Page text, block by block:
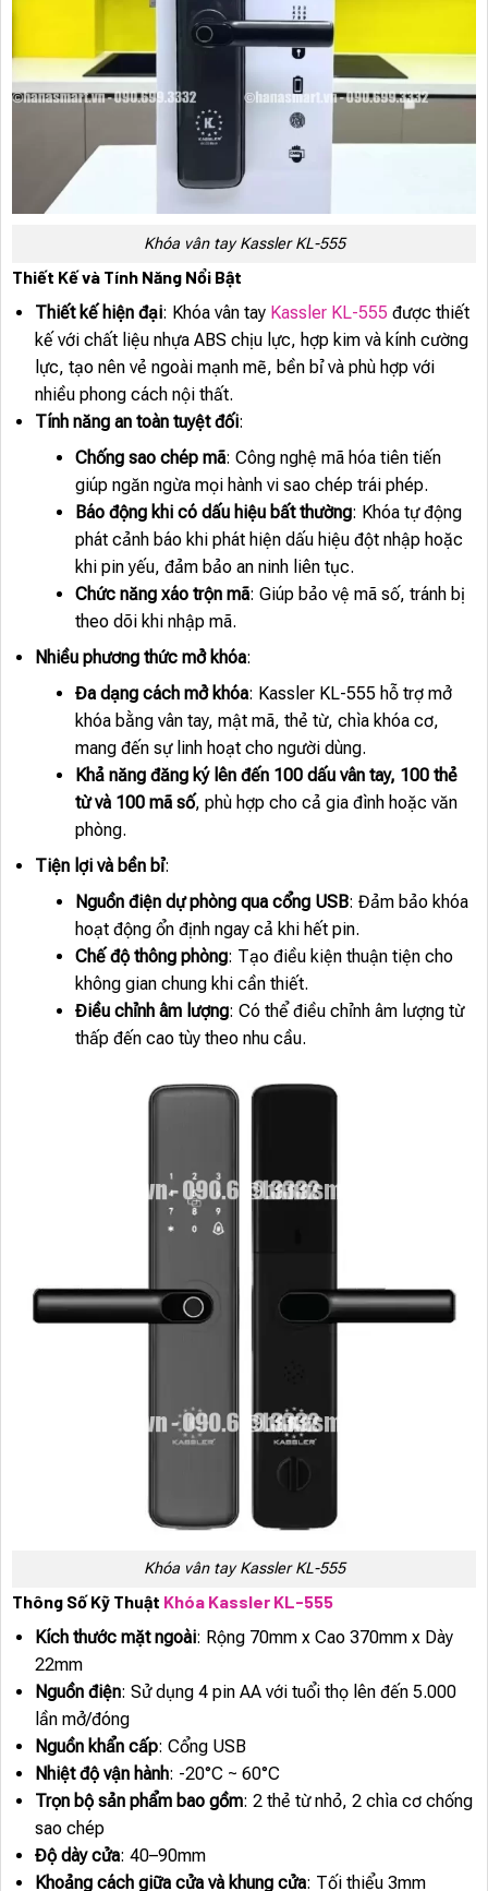
Khóa vân tay Kassler KL-555
Thiết Kế và Tính Năng Nổi Bật
Thiết kế hiện đại: Khóa vân tay Kassler KL-555 được thiết
kế với chất liệu nhựa ABS chịu lực, hợp kim và kính cường
lực, tạo nên vẻ ngoài mạnh mẽ, bền bỉ và phù hợp với
nhiều phong cách nội thất.
Tính năng an toàn tuyệt đối:
Chống sao chép mã: Công nghệ mã hóa tiên tiến
giúp ngăn ngừa mọi hành vi sao chép trái phép.
Báo động khi có dấu hiệu bất thường: Khóa tự động
phát cảnh báo khi phát hiện dấu hiệu đột nhập hoặc
khi pin yếu, đảm bảo an ninh liên tục.
Chức năng xáo trộn mã: Giúp bảo vệ mã số, tránh bị
theo dõi khi nhập mã.
Nhiều phương thức mở khóa:
Đa dạng cách mở khóa: Kassler KL-555 hỗ trợ mở
khóa bằng vân tay, mật mã, thẻ từ, chìa khóa cơ,
mang đến sự linh hoạt cho người dùng.
Khả năng đăng ký lên đến 100 dấu vân tay, 100 thẻ
từ và 100 mã số, phù hợp cho cả gia đình hoặc văn
phòng.
Tiện lợi và bền bỉ:
Nguồn điện dự phòng qua cổng USB: Đảm bảo khóa
hoạt động ổn định ngay cả khi hết pin.
Chế độ thông phòng: Tạo điều kiện thuận tiện cho
không gian chung khi cần thiết.
Điều chỉnh âm lượng: Có thể điều chỉnh âm lượng từ
thấp đến cao tùy theo nhu cầu.
Khóa vân tay Kassler KL-555
Thông Số Kỹ Thuật Khóa Kassler KL-555
Kích thước mặt ngoài: Rộng 70mm x Cao 370mm x Dày
22mm
Nguồn điện: Sử dụng 4 pin AA với tuổi thọ lên đến 5.000
lần mở/đóng
Nguồn khẩn cấp: Cổng USB
Nhiệt độ vận hành: -20°C ~ 60°C
Trọn bộ sản phẩm bao gồm: 2 thẻ từ nhỏ, 2 chìa cơ chống
sao chép
Độ dày cửa: 40–90mm
Khoảng cách giữa cửa và khung cửa: Tối thiểu 3mm